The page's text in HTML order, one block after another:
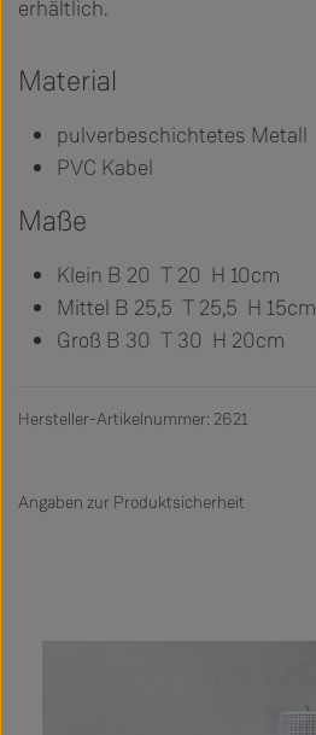
erhältlich.
Material
pulverbeschichtetes Metall
PVC Kabel
Maße
Klein B 20 T 20 H 10cm
Mittel B 25,5 T 25,5 H 15cm
Groß B 30 T 30 H 20cm
Hersteller-Artikelnummer: 2621
Angaben zur Produktsicherheit